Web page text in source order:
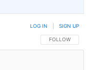
FOLLOW THIS
FOLLOW
LOG IN SIGN UP